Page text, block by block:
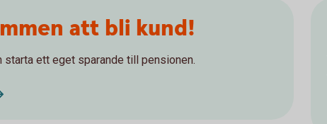
att bli kund!
starta ett eget sparande till pensionen.